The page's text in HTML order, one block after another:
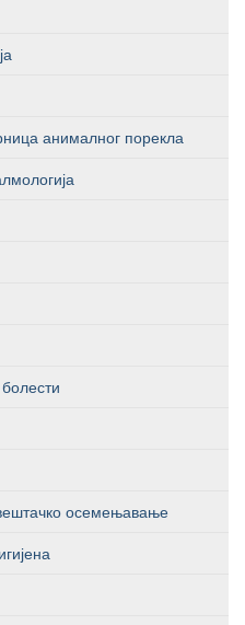
анималног порекла
осемењавање